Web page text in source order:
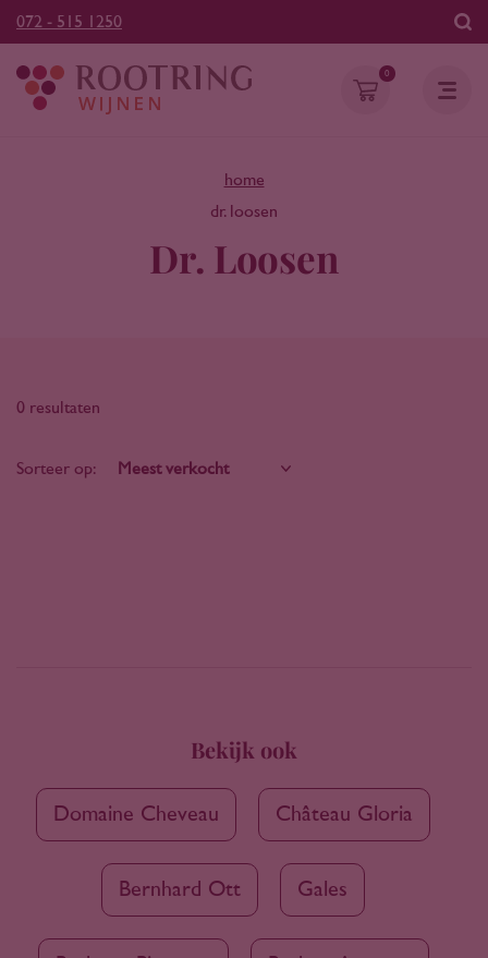
072 - 515 1250
0
home
dr. loosen
Dr. Loosen
0 resultaten
Sorteer op:
Bekijk ook
Domaine Cheveau Château Gloria
Bernhard Ott Gales